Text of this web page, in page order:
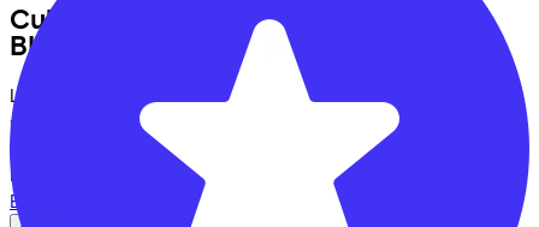
Cube
REACTION HYBRID ONE 600
BLUEIRIS/REFLECT
(2026)
Leaseprijs p/m vanaf
€65,65
Prijs
Bespaar
Bekijk